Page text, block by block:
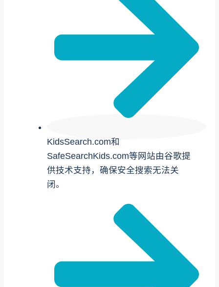
KidsSearch.com和
SafeSearchKids.com等网站由谷歌提
供技术支持，确保安全搜索无法关
闭。